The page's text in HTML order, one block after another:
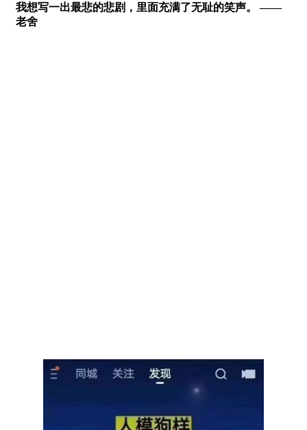
我想写一出最悲的悲剧，里面充满了无耻的笑声。 ——
老舍